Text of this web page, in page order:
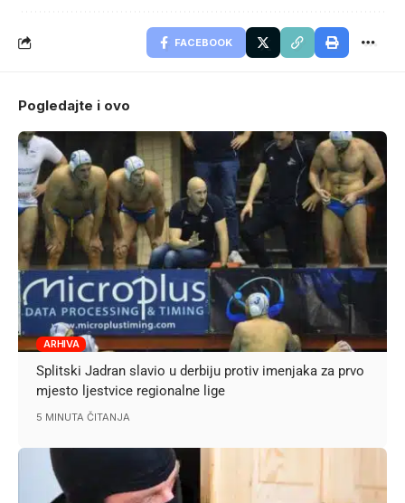
FACEBOOK
Pogledajte i ovo
ARHIVA
Splitski Jadran slavio u derbiju protiv imenjaka za prvo
mjesto ljestvice regionalne lige
5 MINUTA ČITANJA